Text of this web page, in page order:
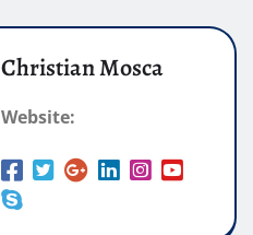
Christian Mosca
Website: